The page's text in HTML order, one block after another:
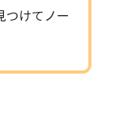
つけてノー